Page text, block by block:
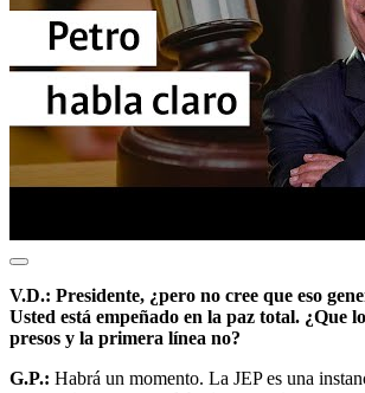
V.D.: Presidente, ¿pero no cree que eso
Usted está empeñado en la paz total. ¿Que
presos y la primera línea no?
G.P.: Habrá un momento. La JEP es una